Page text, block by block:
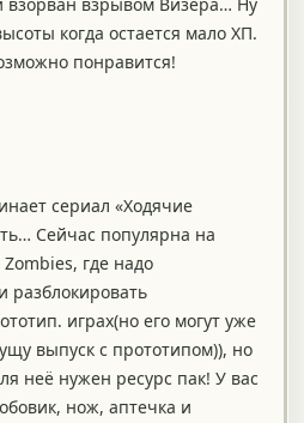
когда остается мало ХП.
понравится!
сериал «Ходячие
Сейчас популярна на
где надо
разблокировать
играх(но его могут уже
выпуск с прототипом)), но
неё нужен ресурс пак! У вас
нож, аптечка и